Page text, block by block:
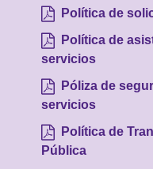
Política de
Política de
servicios
Póliza de
servicios
Política de
Pública